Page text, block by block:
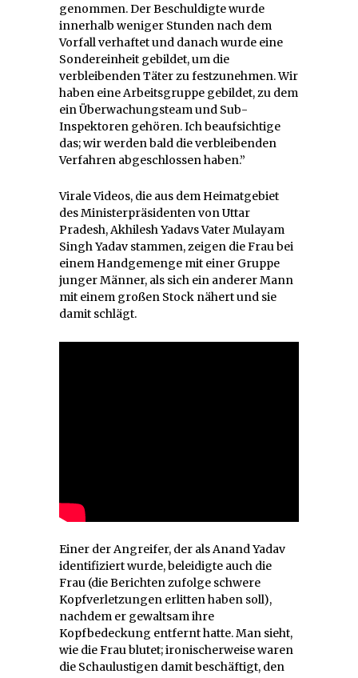
genommen. Der Beschuldigte wurde
innerhalb weniger Stunden nach dem
Vorfall verhaftet und danach wurde eine
Sondereinheit gebildet, um die
verbleibenden Täter zu festzunehmen. Wir
haben eine Arbeitsgruppe gebildet, zu dem
ein Überwachungsteam und Sub-
Inspektoren gehören. Ich beaufsichtige
das; wir werden bald die verbleibenden
Verfahren abgeschlossen haben.”
Virale Videos, die aus dem Heimatgebiet
des Ministerpräsidenten von Uttar
Pradesh, Akhilesh Yadavs Vater Mulayam
Singh Yadav stammen, zeigen die Frau bei
einem Handgemenge mit einer Gruppe
junger Männer, als sich ein anderer Mann
mit einem großen Stock nähert und sie
damit schlägt.
Einer der Angreifer, der als Anand Yadav
identifiziert wurde, beleidigte auch die
Frau (die Berichten zufolge schwere
Kopfverletzungen erlitten haben soll),
nachdem er gewaltsam ihre
Kopfbedeckung entfernt hatte. Man sieht,
wie die Frau blutet; ironischerweise waren
die Schaulustigen damit beschäftigt, den